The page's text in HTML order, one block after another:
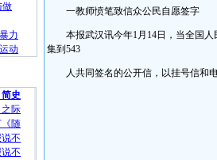
做
力
动
史
际
随
不
不
一教师愤笔致信众公民自愿签字
本报武汉讯今年1月14日，当全国人
集到543
人共同签名的公开信，以挂号信和电